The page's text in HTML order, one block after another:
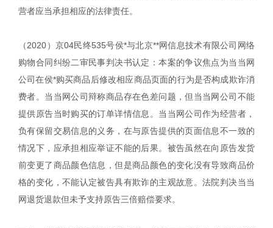
营者应当承担相应的法律责任。
（2020）京04民终535号侯*与北京**网信息技术有限公司网络
购物合同纠纷二审民事判决书认定：本案的争议焦点为当当网
公司在侯*购买商品后修改相应商品页面的行为是否构成欺诈消
费者。当当网公司辩称商品存在色差问题，但当当网公司不能
提供原告当时购买的订单详情信息。当当网公司作为经营者，
负有保留交易信息的义务，在与原告提供的页面信息不一致的
情况下，应承担相应举证不能的后果。被告虽然在向原告发货
前变更了商品颜色信息，但是商品颜色的变化没有导致商品价
格的变化，不能认定被告具有欺诈的主观故意。法院判决当当
网退货退款但未予支持原告三倍赔偿要求。